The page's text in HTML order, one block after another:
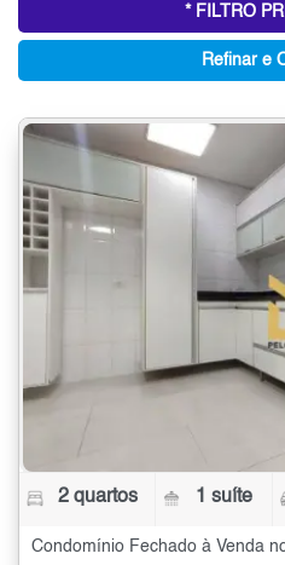
* FILTRO
Refinar e
2 quartos 1 suíte